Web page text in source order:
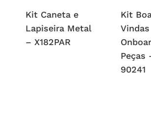
Kit Caneta e
Lapiseira Metal
– X182PAR
Kit
Peças
90241